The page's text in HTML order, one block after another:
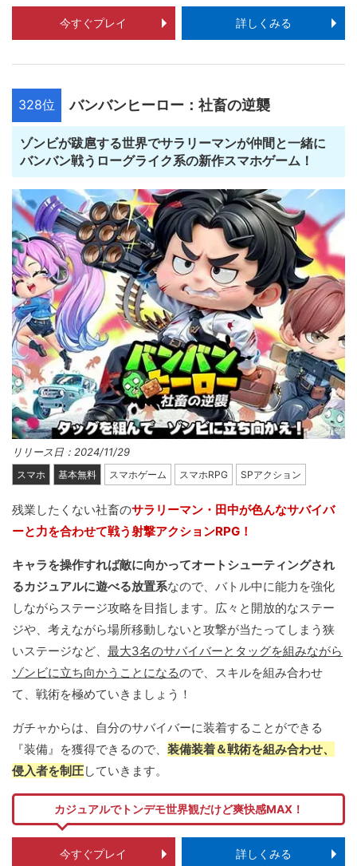
今すぐプレイ 詳しくみる
328位 バンバンヒーロー：社畜の逆襲
ゾンビが跋扈する世界でサラリーマンが仲間と一緒に
バンバン戦うローグライク系の新作スマホゲーム！
リリース日：2024/11/29
スマホ 基本無料 スマホゲーム スマホRPG SPアクション
残業したくない社畜のサラリーマン・田中が色んなサバイバ
ーと力を合わせて戦う射撃アクションRPG！
キャラを操作すれば敵に向かってオートシューティングされ
るカジュアルに遊べる放置系なので、バトル中に能力を強化
しながらステージ攻略を目指します。広々と開放的なステー
ジや、考えながら場所移動しないと攻撃が当たってしまう狭
いステージなど、 最大3名のサバイバーとタッグを組みながら
ゾンビに立ち向かうことになるので、スキルを組み合わせ
て、戦術を極めていきましょう！
ガチャからは、自分のサバイバーに装着することができる
『装備』を獲得できるので、 装備装着＆戦術を組み合わせ、
侵入者を制圧していきます。
カジュアルでトンデモ世界観だけど爽快感MAX！
今すぐプレイ 詳しくみる